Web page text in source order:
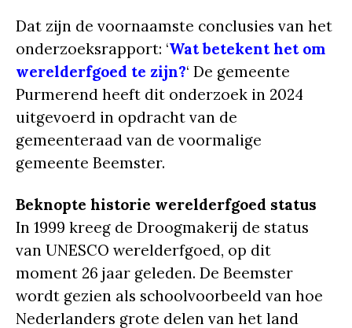
Dat zijn de voornaamste conclusies van het
onderzoeksrapport: ‘Wat betekent het om
werelderfgoed te zijn?‘ De gemeente
Purmerend heeft dit onderzoek in 2024
uitgevoerd in opdracht van de
gemeenteraad van de voormalige
gemeente Beemster.
Beknopte historie werelderfgoed status
In 1999 kreeg de Droogmakerij de status
van UNESCO werelderfgoed, op dit
moment 26 jaar geleden. De Beemster
wordt gezien als schoolvoorbeeld van hoe
Nederlanders grote delen van het land